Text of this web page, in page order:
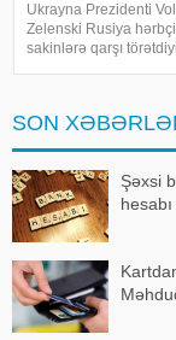
Ukrayna Prezidenti
Zelenski Rusiya
sakinlərə qarşı törətdiyi
xəbər verir ki, Ukrayna
SON
Şəxsi